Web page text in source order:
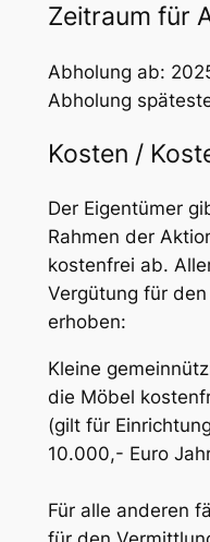
Zeitraum für
Abholung ab:
Abholung
Kosten /
Der Eigentümer
Rahmen der
kostenfrei ab.
Vergütung für
erhoben:
Kleine
die Möbel
(gilt für
10.000,- Euro
Für alle anderen